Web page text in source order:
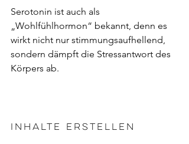
Serotonin ist auch als
„Wohlfühlhormon“ bekannt, denn es
wirkt nicht nur stimmungsaufhellend,
sondern dämpft die Stressantwort des
Körpers ab.
Inhalte erstellen